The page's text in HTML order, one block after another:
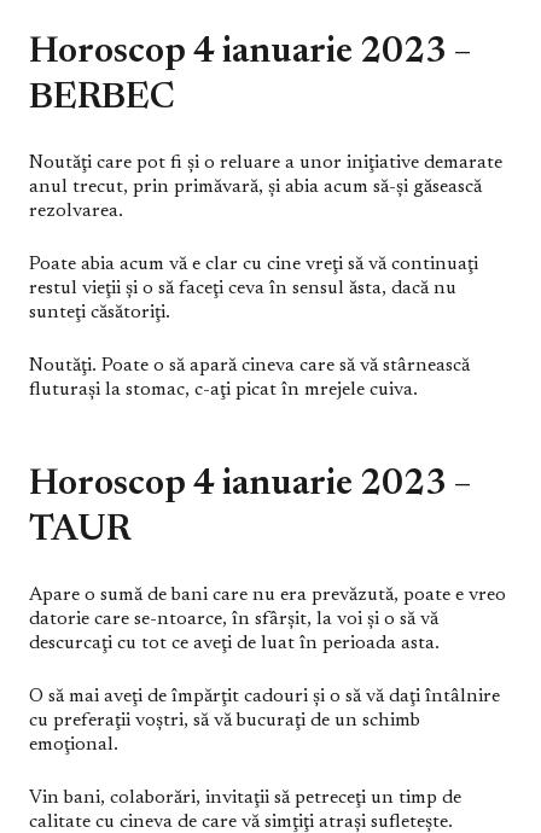
Horoscop 4 ianuarie 2023 –
BERBEC
Noutăţi care pot fi şi o reluare a unor iniţiative demarate
anul trecut, prin primăvară, şi abia acum să-şi găsească
rezolvarea.
Poate abia acum vă e clar cu cine vreţi să vă continuaţi
restul vieţii şi o să faceţi ceva în sensul ăsta, dacă nu
sunteţi căsătoriţi.
Noutăţi. Poate o să apară cineva care să vă stârnească
fluturaşi la stomac, c-aţi picat în mrejele cuiva.
Horoscop 4 ianuarie 2023 –
TAUR
Apare o sumă de bani care nu era prevăzută, poate e vreo
datorie care se-ntoarce, în sfârşit, la voi şi o să vă
descurcaţi cu tot ce aveţi de luat în perioada asta.
O să mai aveţi de împărţit cadouri şi o să vă daţi întâlnire
cu preferaţii voştri, să vă bucuraţi de un schimb
emoţional.
Vin bani, colaborări, invitaţii să petreceţi un timp de
calitate cu cineva de care vă simţiţi atraşi sufleteşte.